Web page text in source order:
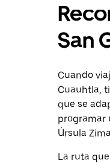
San
Cuando
Cuauhtla,
que se
programar
Úrsula
La ruta